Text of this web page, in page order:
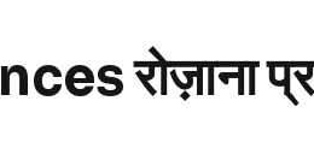
रोज़ाना